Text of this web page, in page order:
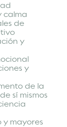
calma
de
y
y
de la
sí mismos
y mayores